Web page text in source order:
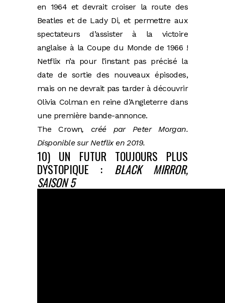
en 1964 et devrait croiser la route des
Beatles et de Lady Di, et permettre aux
spectateurs d’assister à la victoire
anglaise à la Coupe du Monde de 1966 !
Netflix n’a pour l’instant pas précisé la
date de sortie des nouveaux épisodes,
mais on ne devrait pas tarder à découvrir
Olivia Colman en reine d’Angleterre dans
une première bande-annonce.
The Crown, créé par Peter Morgan.
Disponible sur Netflix en 2019.
10) UN FUTUR TOUJOURS PLUS
DYSTOPIQUE : BLACK MIRROR,
SAISON 5